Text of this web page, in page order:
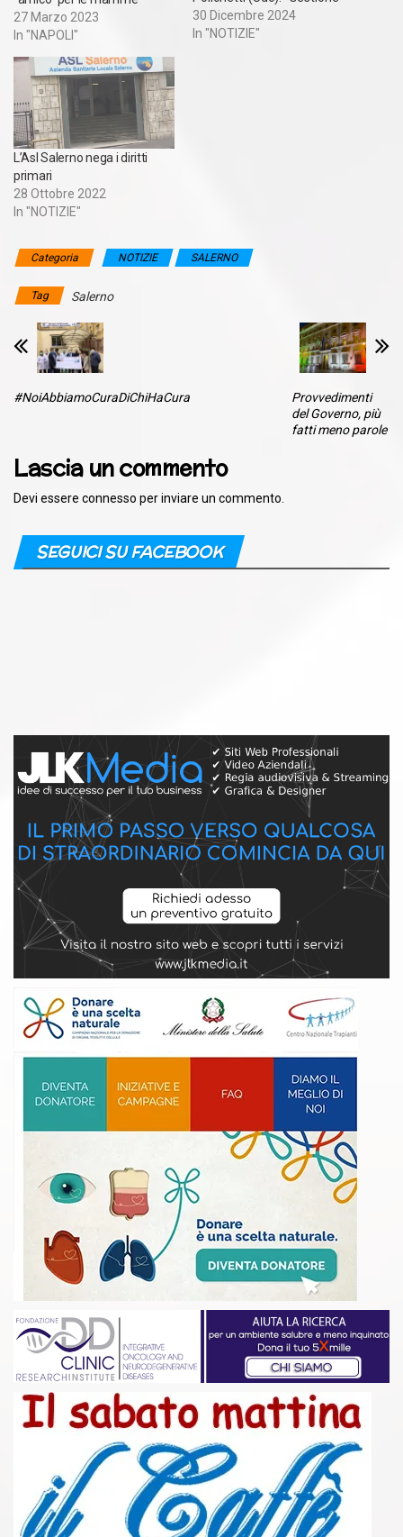
27 Marzo 2023
In "NAPOLI"
scellerata dell'Azienda. Il dg
D'Amato deve dimettersi" Il
30 Dicembre 2024
In "NOTIZIE"
L’Asl Salerno nega i diritti
primari
28 Ottobre 2022
In "NOTIZIE"
Categoria NOTIZIE SALERNO
Tag Salerno
#NoiAbbiamoCuraDiChiHaCura
Provvedimenti
del Governo, più
fatti meno parole
Lascia un commento
Devi essere connesso per inviare un commento.
SEGUICI SU FACEBOOK